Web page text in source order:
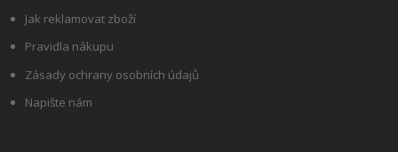
Jak reklamovat zboží
Pravidla nákupu
Zásady ochrany osobních údajů
Napište nám